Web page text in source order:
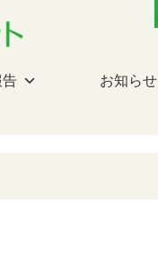
告 お知らせ